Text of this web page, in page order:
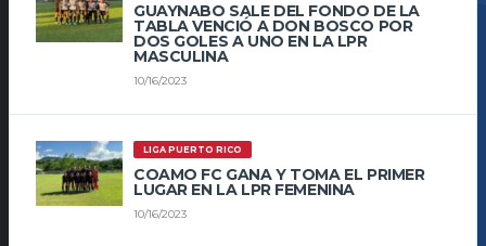
GUAYNABO SALE DEL FONDO DE LA
TABLA VENCIÓ A DON BOSCO POR
DOS GOLES A UNO EN LA LPR
MASCULINA
10/16/2023
LIGA PUERTO RICO
COAMO FC GANA Y TOMA EL PRIMER
LUGAR EN LA LPR FEMENINA
10/16/2023